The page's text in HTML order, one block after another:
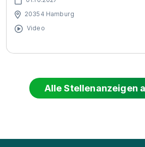
20354 Hamburg
Video
Alle Stellenanzeigen